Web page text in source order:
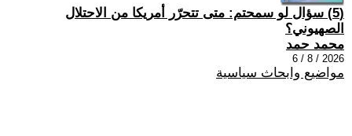
(5) سؤال لو سمحتم: متى تتحرّر أمريكا من الاحتلال
الصهيوني؟
محمد حمد
2026 / 8 / 6
مواضيع وابحاث سياسية